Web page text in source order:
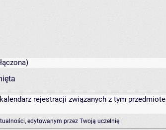
rejestracji związanych z tym
edytowanym przez Twoją uczelnię